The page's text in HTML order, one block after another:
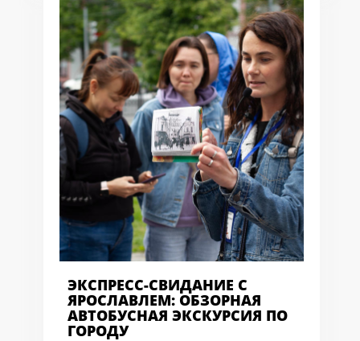
ЭКСПРЕСС-СВИДАНИЕ С
ЯРОСЛАВЛЕМ: ОБЗОРНАЯ
АВТОБУСНАЯ ЭКСКУРСИЯ ПО
ГОРОДУ